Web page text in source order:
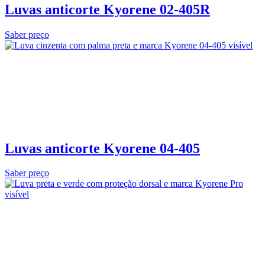
Luvas anticorte Kyorene 02‑405R
Saber preço
Luvas anticorte Kyorene 04-405
Saber preço